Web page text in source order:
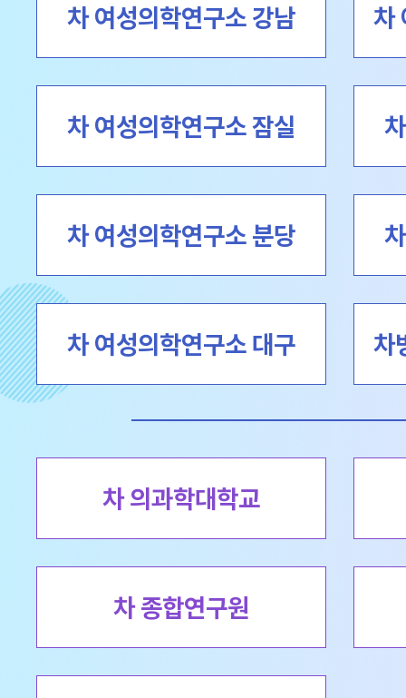
차 여성의학연구소 강남 차
차 여성의학연구소 잠실
차 여성의학연구소 분당
차 여성의학연구소 대구 차
차 의과학대학교
차 종합연구원